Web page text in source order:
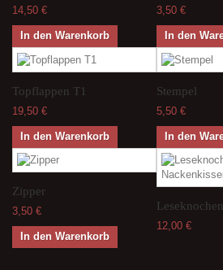
14,50 €
In den Warenkorb
3,50 €
In den
Topflappen T1
19,50 €
In den Warenkorb
Stempel
5,50 €
In den
Zipper
3,50 €
In den Warenkorb
12,00 €